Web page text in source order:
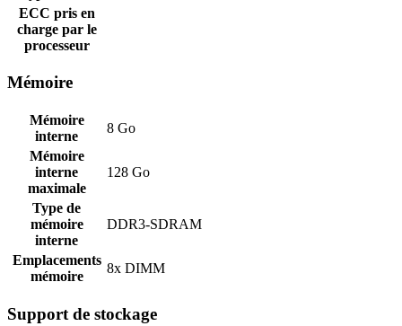
ECC pris en
charge par le
processeur
Mémoire
Mémoire
interne
8 Go
Mémoire
interne
maximale
128 Go
Type de
mémoire
interne
DDR3-SDRAM
Emplacements
mémoire
8x DIMM
Support de stockage